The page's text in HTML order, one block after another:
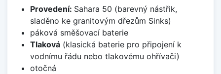
Provedení: Sahara 50 (barevný nástřik,
sladěno ke granitovým dřezům Sinks)
páková směšovací baterie
Tlaková(klasická baterie pro připojení k
vodnímu řádu nebo tlakovému ohřívači)
otočná